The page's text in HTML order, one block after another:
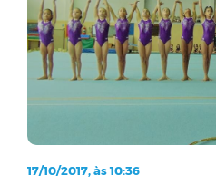
17/10/2017, às 10:36